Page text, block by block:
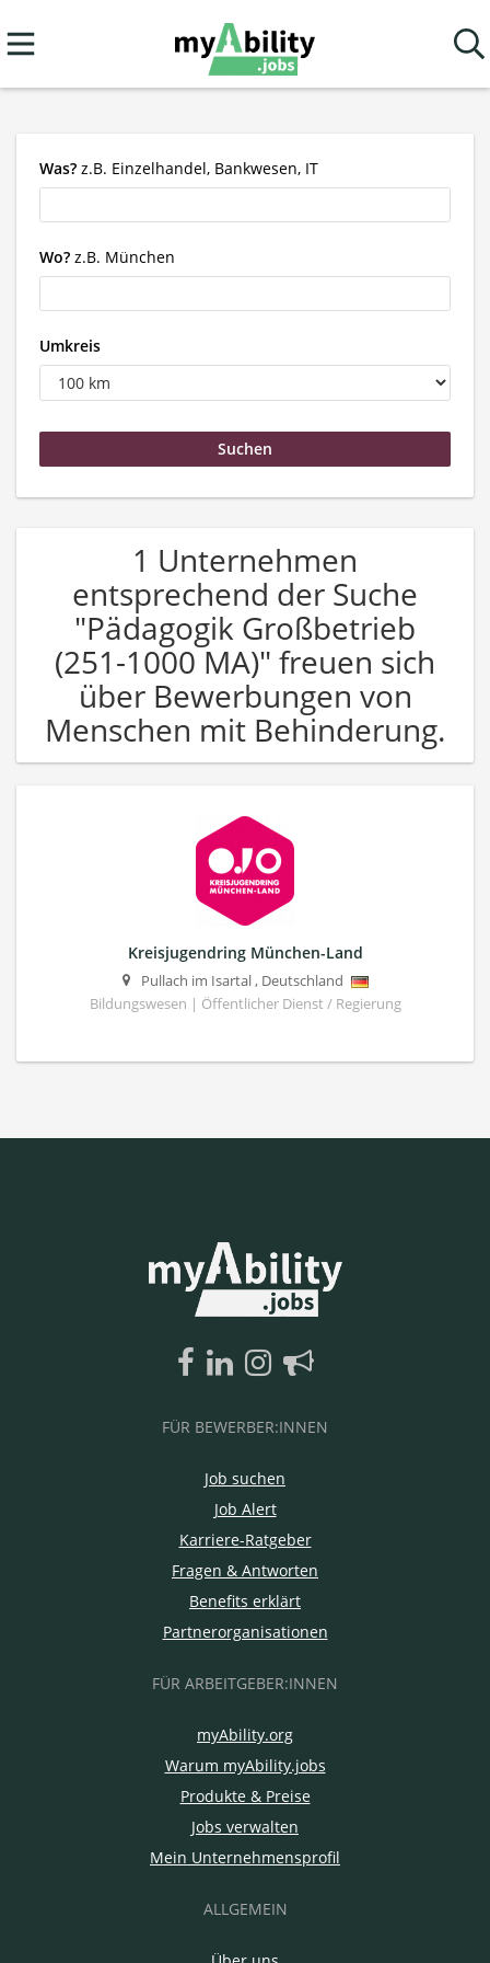
Was? z.B. Einzelhandel, Bankwesen, IT
Wo? z.B. München
Umkreis
1 Unternehmen
entsprechend der Suche
"Pädagogik Großbetrieb
(251-1000 MA)" freuen sich
über Bewerbungen von
Menschen mit Behinderung.
Kreisjugendring München-Land
Pullach im Isartal, Deutschland
Bildungswesen | Öffentlicher Dienst / Regierung
FÜR BEWERBER:INNEN
Job suchen
Job Alert
Karriere-Ratgeber
Fragen & Antworten
Benefits erklärt
Partnerorganisationen
FÜR ARBEITGEBER:INNEN
myAbility.org
Warum myAbility.jobs
Produkte & Preise
Jobs verwalten
Mein Unternehmensprofil
ALLGEMEIN